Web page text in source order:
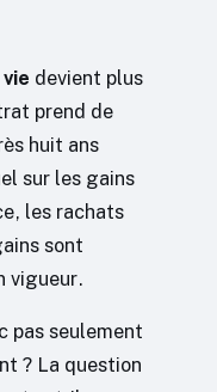
devient plus
prend de
huit ans
sur les gains
les rachats
sont
vigueur.
pas seulement
? La question